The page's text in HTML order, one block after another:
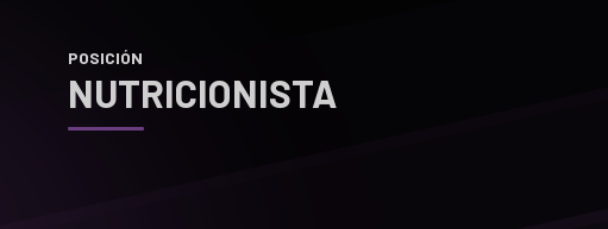
POSICIÓN
NUTRICIONISTA